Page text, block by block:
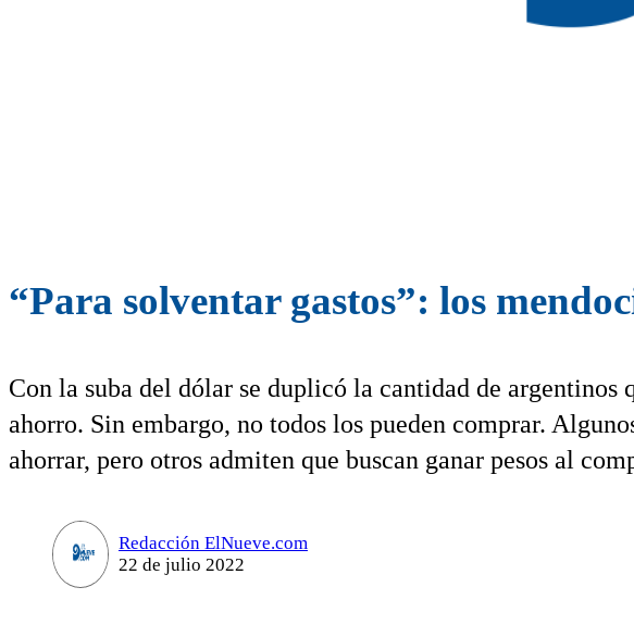
“Para solventar gastos”: los
Con la suba del dólar se duplicó la cantidad de argentinos
ahorro. Sin embargo, no todos los pueden comprar.
ahorrar, pero otros admiten que buscan ganar pesos al
Redacción ElNueve.com
22 de julio 2022